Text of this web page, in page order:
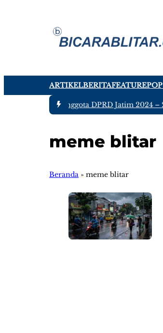
ARTIKELBERITAFEATURE
Ada tujuh Anggota DPRD Jatim 2024 –
meme blitar
Beranda » meme blitar